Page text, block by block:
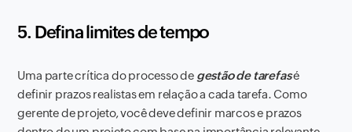
5. Defina limites de tempo
Uma parte crítica do processo de gestão de tarefasé
definir prazos realistas em relação a cada tarefa. Como
gerente de projeto, você deve definir marcos e prazos